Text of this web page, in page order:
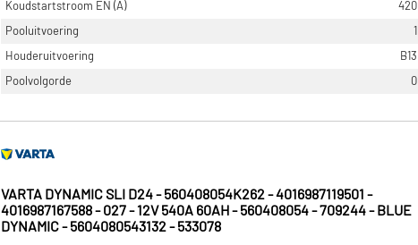
Koudstartstroom EN (A)
420
Pooluitvoering
1
Houderuitvoering
B13
Poolvolgorde
0
VARTA DYNAMIC SLI D24 - 560408054K262 - 4016987119501 -
4016987167588 - 027 - 12V 540A 60AH - 560408054 - 709244 - BLUE
DYNAMIC - 5604080543132 - 533078